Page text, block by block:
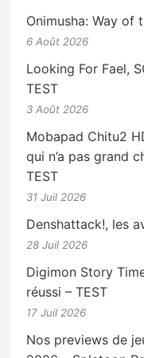
Onimusha: Way of
6 Août 2026
Looking For Fael,
TEST
3 Août 2026
Mobapad Chitu2
qui n’a pas grand
TEST
31 Juil 2026
Denshattack!, les
28 Juil 2026
Digimon Story
réussi – TEST
17 Juil 2026
Nos previews de